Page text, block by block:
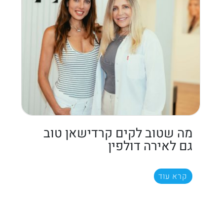
מה שטוב לקים קרדישאן טוב
גם לאירה דולפין
קרא עוד